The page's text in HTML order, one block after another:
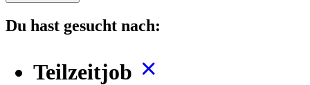
Du hast gesucht nach:
Teilzeitjob